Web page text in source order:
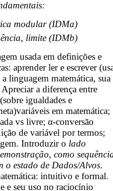
modular (IDMa)
limite (IDMb)
usada em definições e
aprender ler e escrever
linguagem matemática, sua
a diferença entre
igualdades e
em matemática;
vs livre; α-conversão
de variável por termos;
Introduzir o lado
como
o estado de Dados/Alvos.
intuitivo e formal.
e seu uso no raciocínio